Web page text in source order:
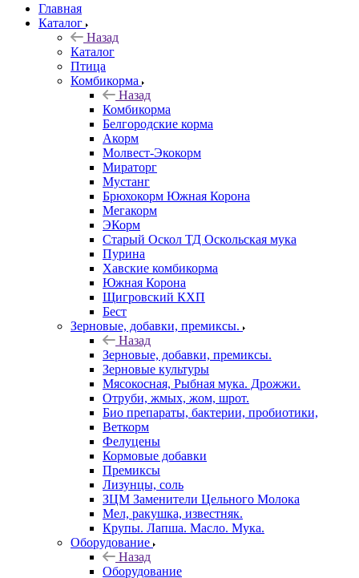
Главная
Каталог
Назад
Каталог
Птица
Комбикорма
Назад
Комбикорма
Белгородские корма
Акорм
Молвест-Экокорм
Мираторг
Мустанг
Брюхокорм Южная Корона
Мегакорм
ЭКорм
Старый Оскол ТД Оскольская мука
Пурина
Хавские комбикорма
Южная Корона
Щигровский КХП
Бест
Зерновые, добавки, премиксы.
Назад
Зерновые, добавки, премиксы.
Зерновые культуры
Мясокосная, Рыбная мука. Дрожжи.
Отруби, жмых, жом, шрот.
Био препараты, бактерии, пробиотики,
Веткорм
Фелуцены
Кормовые добавки
Премиксы
Лизунцы, соль
ЗЦМ Заменители Цельного Молока
Мел, ракушка, известняк.
Крупы. Лапша. Масло. Мука.
Оборудование
Назад
Оборудование